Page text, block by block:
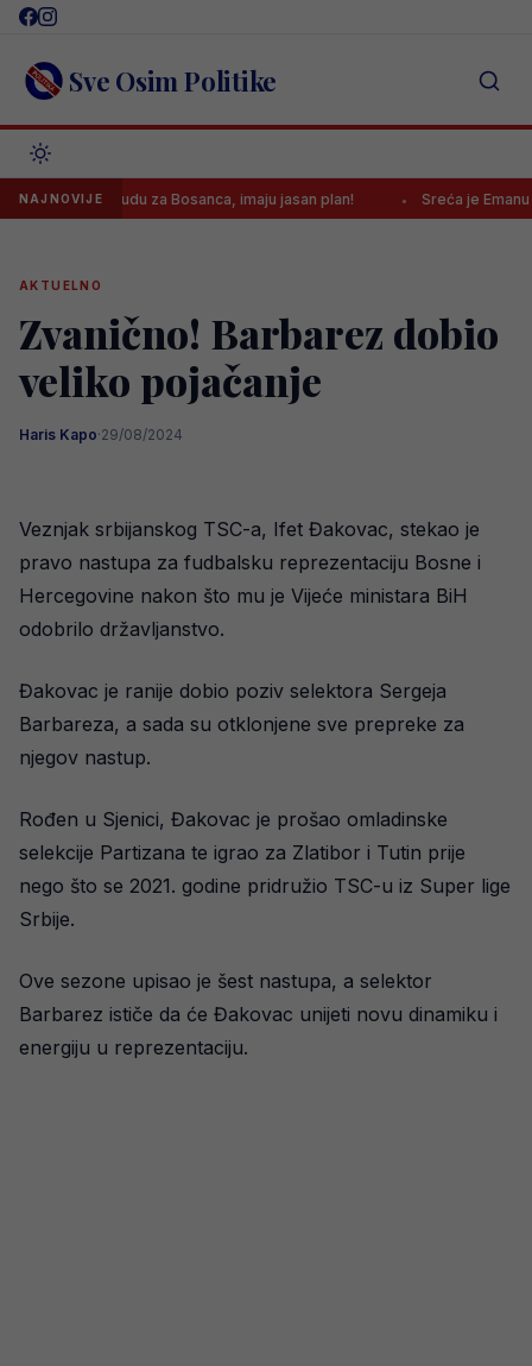
Skip
content Sve Osim Politike
NAJNOVIJE
ponudu za Bosanca, imaju jasan plan! Sreća je Emanu Košpi
AKTUELNO
Zvanično! Barbarez dobio
veliko pojačanje
Haris Kapo·29/08/2024
Veznjak srbijanskog TSC-a, Ifet Đakovac, stekao je
pravo nastupa za fudbalsku reprezentaciju Bosne i
Hercegovine nakon što mu je Vijeće ministara BiH
odobrilo državljanstvo.
Đakovac je ranije dobio poziv selektora Sergeja
Barbareza, a sada su otklonjene sve prepreke za
njegov nastup.
Rođen u Sjenici, Đakovac je prošao omladinske
selekcije Partizana te igrao za Zlatibor i Tutin prije
nego što se 2021. godine pridružio TSC-u iz Super lige
Srbije.
Ove sezone upisao je šest nastupa, a selektor
Barbarez ističe da će Đakovac unijeti novu dinamiku i
energiju u reprezentaciju.